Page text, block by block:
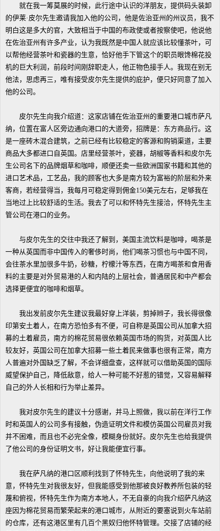
就在我一筹莫展的时候，此行途中认识的洋朋友，提供码头装卸
的伊莱·皮尔先生邀请我加入他的公司，他是佐治亚州的州议员，我不
明白这是多大的官，大致相当于中国的布政使或者按察使吧，他说他
在佐治亚州有许多产业，认为我既然是中国人就应该比较懂茶叶，可
以帮他经营茶叶和瓷器的生意，恰好他手下管这个的职员眼馋棉花投
机的巨大利润，前段时间刚辞职走人，他正物色接手人。我现在别无
他法，思虑再三，唯有接受皮尔先生提供的庇护，便只好同意了加入
他的公司。
皮尔先生向我介绍道：这家店铺在佐治亚州的重要港口城市萨凡
纳，位置在富人区旁边通向港口的大道旁，招牌是：东方商品行。这
是一座砖木混合建筑，之前已经有比较稳定的客源和购销渠道，主要
商品大多都进口自英国。店里经营茶叶，瓷器，胡椒等香料和皮尔先
生公司名下的品牌烟草和咖啡，顺便还卖一些欧洲国家书籍和其他的
进口艺术品，工艺品，我的顾客也大多是南方较为富裕的阶层和外来
客商，若经营得当，我每月可稳定得到佣金150美元左右，足够我在
当地过上比较舒适的生活。我去了可以和怀特先生接洽，怀特先生主
管公司在港口的业务。
与皮尔先生的交往中我还了解到，美国主流饮料是咖啡，喝茶是
一种从英国而非中国传入的奢侈时尚，他们喝茶习惯也与中国不同，
会往茶水里加很多牛奶，砂糖，柠檬汁等东西，在南方喝茶和食用香
料的主要是对外贸易港的人和内陆的上层社会，普通居民和中产都会
选择更便宜的咖啡和烟草。
我出发前皮尔先生建议我最好穿上洋装，剪掉辫子，我长得很像
印第安土着人，在南方恐怕多有不便，可自称是英国公司从加拿大招
募的土着雇员，南方的棉花贸易很依赖英国市场的购货，对英国人比
较友好，英国公司在加拿大招募一些土着民来做事也很有正常，南方
人普遍对外国缺乏了解，不会详细盘查，这样就可以借助英国的国际
威望保护自己，降低敌意，给人一种可能不好惹的错觉，又容易解释
自己的外人长相和行为举止差异。
我对皮尔先生的建议十分感谢，并马上照做，我以前在洋行工作
时和英国人的公司多有接触，伪造证明文件和模仿英国公司雇员对我
并不困难，而且也不必完全像，模糊身份就好。皮尔先生也给我提供
了他公司的身份证明文书，好让我能便宜行事。
我在萨凡纳的港口区顺利找到了怀特先生，向他说明了我的来
意，怀特先生对我很友好，但我能感受到他那被良好教养所包装的轻
蔑和俯视，怀特先生作为南方本地人，不无自豪的向我介绍萨凡纳这
座因为棉花贸易而繁荣起来的港口城市，从附近的要塞说到火车站前
的仓库，还有这港区里有几百个黑奴归他怀特管理。交接了店铺的经